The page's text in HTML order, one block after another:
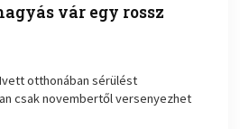
vár egy rossz
otthonában sérülést
csak novembertől versenyezhet